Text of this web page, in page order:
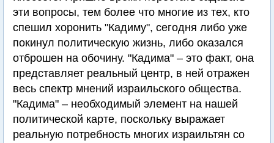
эти вопросы, тем более что многие из тех, кто
спешил хоронить "Кадиму", сегодня либо уже
покинул политическую жизнь, либо оказался
отброшен на обочину. "Кадима" – это факт, она
представляет реальный центр, в ней отражен
весь спектр мнений израильского общества.
"Кадима" – необходимый элемент на нашей
политической карте, поскольку выражает
реальную потребность многих израильтян со